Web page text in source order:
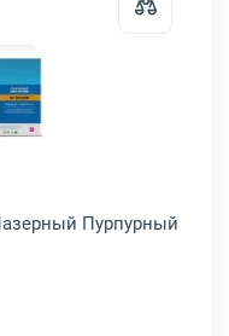
2200стр,
товар: Тонер-картридж
Пурпурный